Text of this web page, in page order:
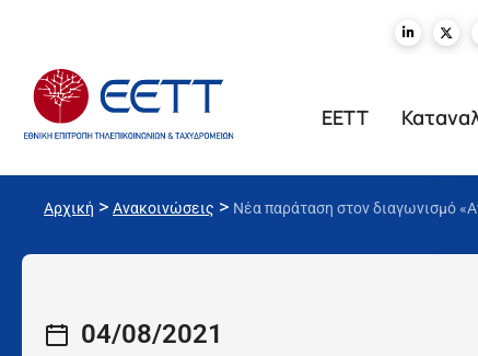
ΕΕΤΤ
Αρχική > Ανακοινώσεις > Νέα παράταση στον διαγωνισμό
04/08/2021